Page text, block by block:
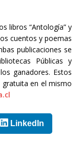
libros “Antología” y
cuentos y poemas
publicaciones se
Públicas y
ganadores. Estos
gratuita en el mismo
LinkedIn